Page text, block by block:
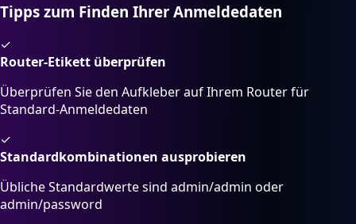
Tipps zum Finden Ihrer Anmeldedaten
✓
Router-Etikett überprüfen
Überprüfen Sie den Aufkleber auf Ihrem Router für
Standard-Anmeldedaten
✓
Standardkombinationen ausprobieren
Übliche Standardwerte sind admin/admin oder
admin/password